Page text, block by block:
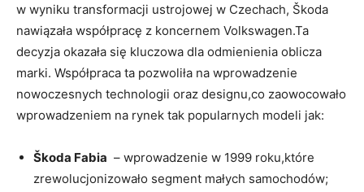
w wyniku transformacji ustrojowej w Czechach, Škoda
nawiązała współpracę z⁢ koncernem Volkswagen.Ta
decyzja okazała się kluczowa dla odmienienia oblicza
marki. Współpraca ⁣ta pozwoliła na⁢ wprowadzenie
nowoczesnych technologii oraz designu,co zaowocowało
⁤wprowadzeniem na ⁤rynek tak popularnych modeli jak:
Škoda Fabia ‌ – wprowadzenie w 1999 roku,które
zrewolucjonizowało segment małych samochodów;